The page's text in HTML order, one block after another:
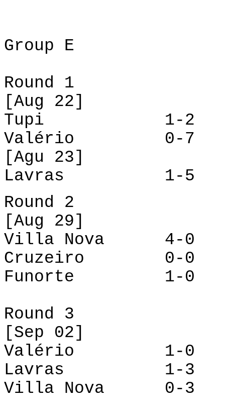
Group E
Round 1
[Aug 22]
Tupi 1-
Valério 0-7
[Agu 23]
Lavras 1-5
Round 2
[Aug 29]
Villa Nova 4-0
Cruzeiro 0-0
Funorte 1-0
Round 3
[Sep 02]
Valério 1-0
Lavras 1-3
Villa Nova 0-